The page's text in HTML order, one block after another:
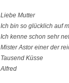
Liebe Mutter
Ich bin so glücklich auf
Ich kenne schon sehr
Mister Astor einer der
Tausend Küsse
Alfred